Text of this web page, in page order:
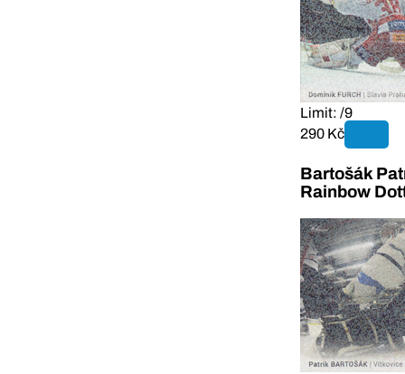
Limit: /9
290 Kč
Bartošák
Rainbow